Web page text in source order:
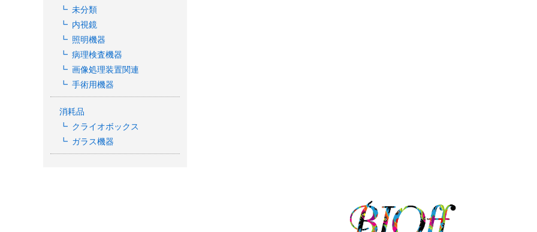
未分類
内視鏡
照明機器
病理検査機器
画像処理装置関連
手術用機器
消耗品
クライオボックス
ガラス機器